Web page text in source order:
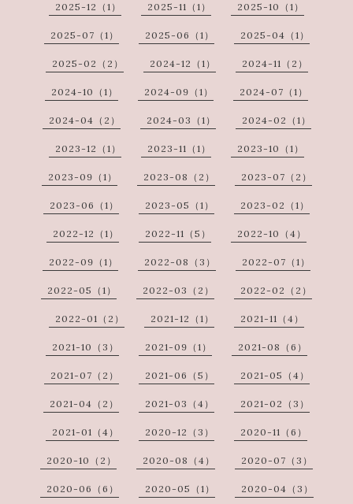
2025-12（1） 2025-11（1） 2025-10（1）
2025-07（1） 2025-06（1） 2025-04（1）
2025-02（2） 2024-12（1） 2024-11（2）
2024-10（1） 2024-09（1） 2024-07（1）
2024-04（2） 2024-03（1） 2024-02（1）
2023-12（1） 2023-11（1） 2023-10（1）
2023-09（1） 2023-08（2） 2023-07（2）
2023-06（1） 2023-05（1） 2023-02（1）
2022-12（1） 2022-11（5） 2022-10（4）
2022-09（1） 2022-08（3） 2022-07（1）
2022-05（1） 2022-03（2） 2022-02（2）
2022-01（2） 2021-12（1） 2021-11（4）
2021-10（3） 2021-09（1） 2021-08（6）
2021-07（2） 2021-06（5） 2021-05（4）
2021-04（2） 2021-03（4） 2021-02（3）
2021-01（4） 2020-12（3） 2020-11（6）
2020-10（2） 2020-08（4） 2020-07（3）
2020-06（6） 2020-05（1） 2020-04（3）